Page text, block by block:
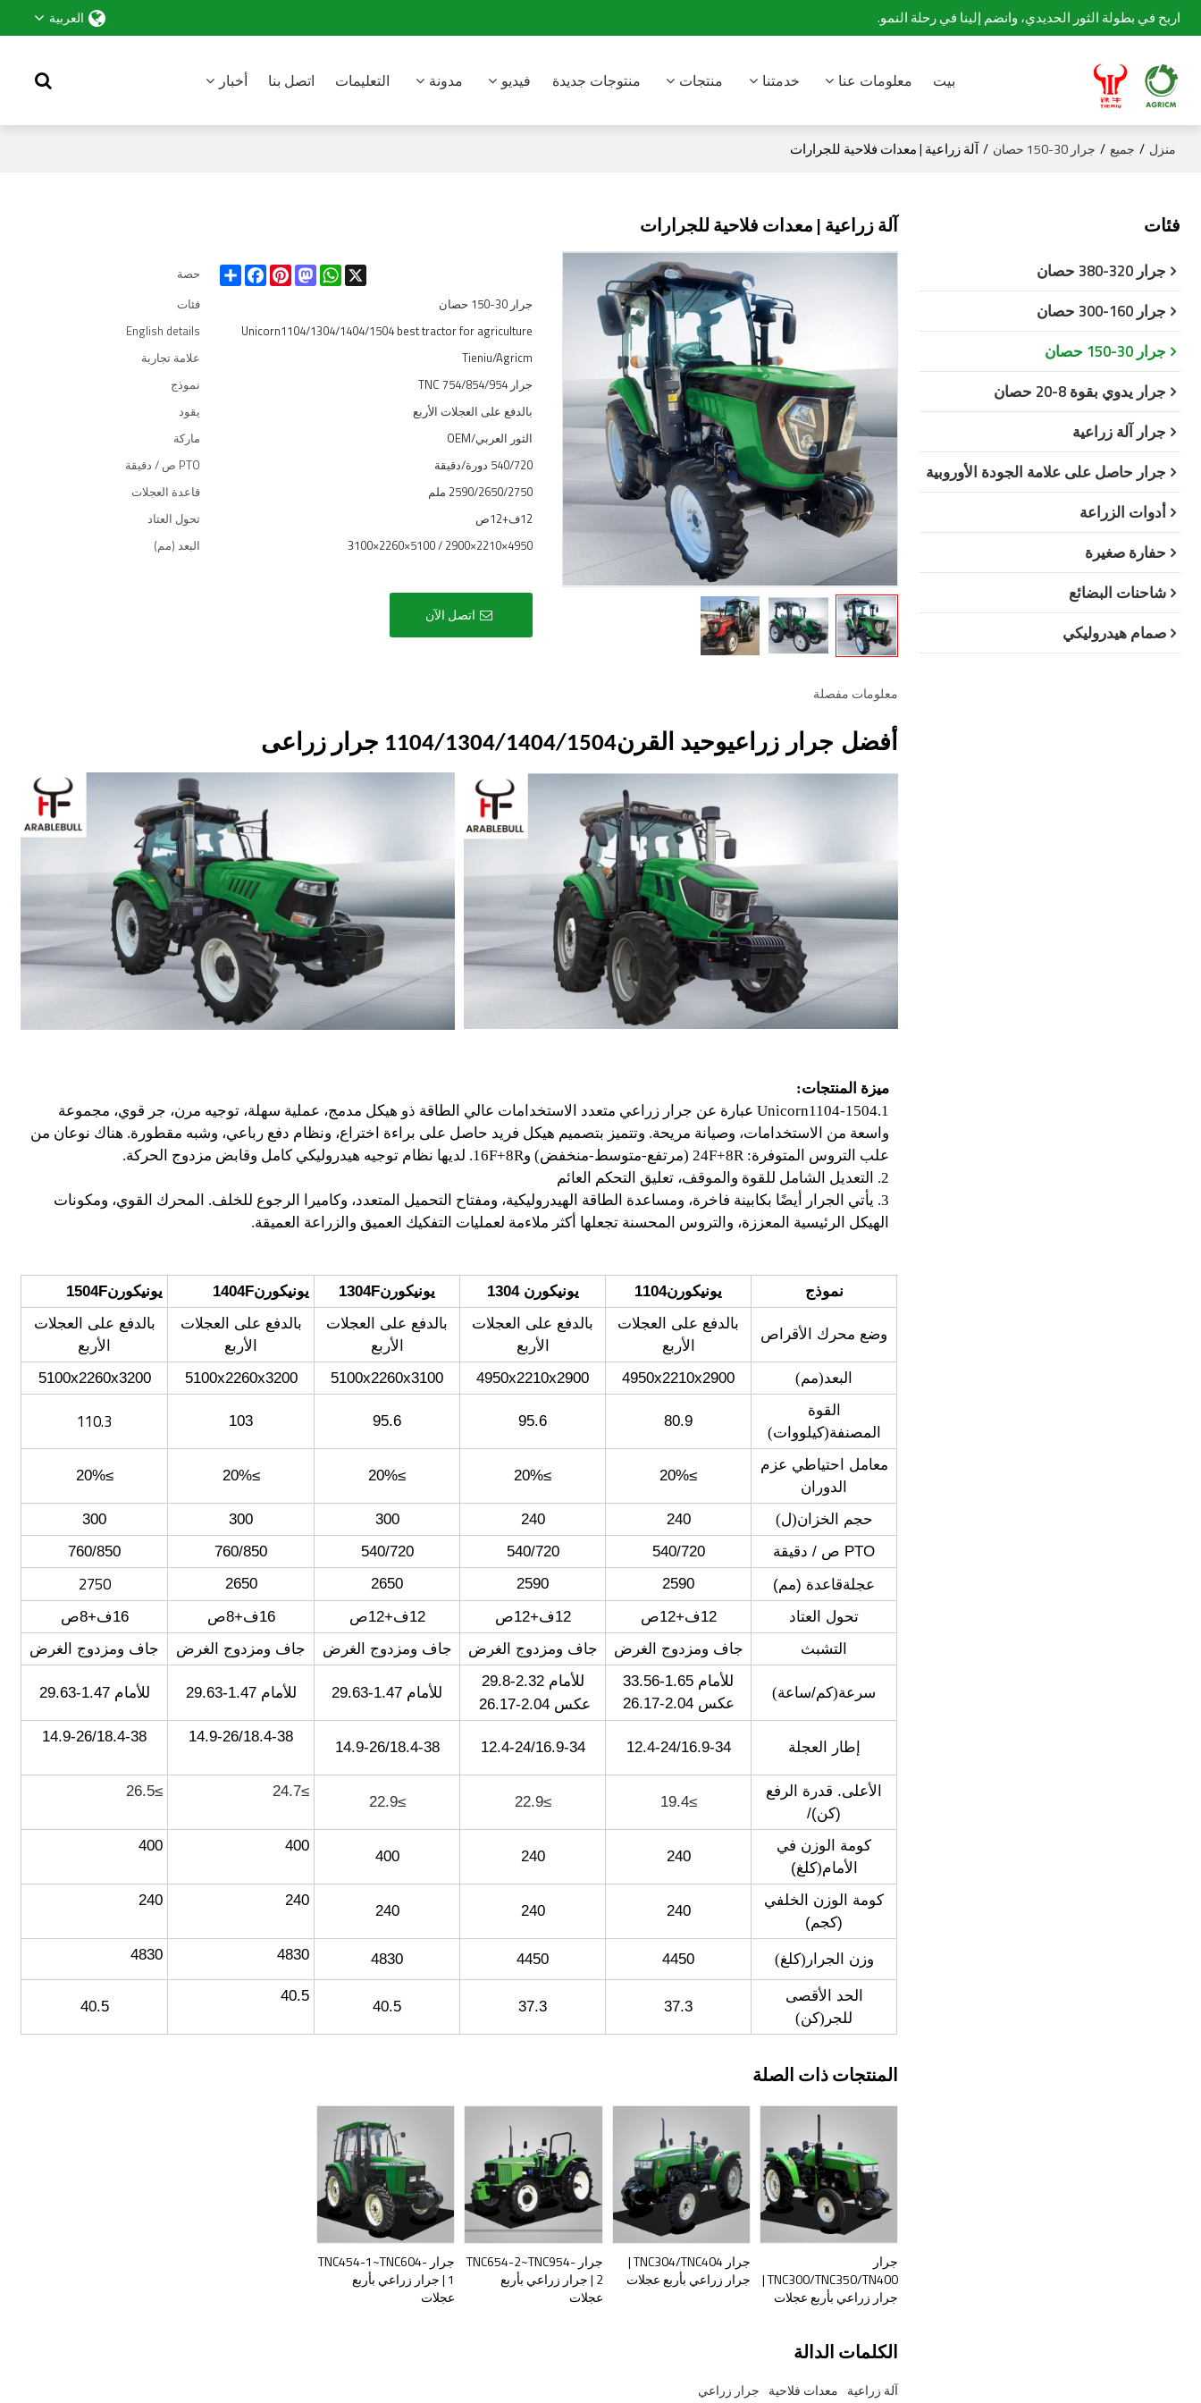
اربح في بطولة الثور الحديدي، وانضم إلينا في رحلة النمو. العربية
بيت معلومات عنا خدمتنا منتجات منتوجات جديدة فيديو مدونة التعليمات اتصل بنا أخبار
منزل / جميع / جرار 30-150 حصان / آلة زراعية | معدات فلاحية للجرارات
آلة زراعية | معدات فلاحية للجرارات
حصة Share
FacebookPinterest
MastodonWhatsApp
X
فئات
جرار 30-150 حصان
English details
Unicorn1104/1304/1404/1504 best tractor for agriculture
علامة تجارية
Tieniu/Agricm
نموذج
جرار TNC 754/854/954
يقود
بالدفع على العجلات الأربع
ماركة
الثور العربي/OEM
PTO ص / دقيقة
540/720 دورة/دقيقة
قاعدة العجلات
2590/2650/2750 ملم
تحول العتاد
12ف+12ص
البعد (مم)
4950×2210×2900 / 5100×2260×3100
اتصل الآن
معلومات مفصلة
أفضل جرار زراعيوحيد القرن1104/1304/1404/1504 جرار زراعى
ميزة المنتجات:
1.Unicorn1104-1504 عبارة عن جرار زراعي متعدد الاستخدامات عالي الطاقة ذو هيكل مدمج، عملية سهلة، توجيه مرن، جر قوي، مجموعة
واسعة من الاستخدامات، وصيانة مريحة. وتتميز بتصميم هيكل فريد حاصل على براءة اختراع، ونظام دفع رباعي، وشبه مقطورة. هناك نوعان من
علب التروس المتوفرة: 24F+8R (مرتفع-متوسط-منخفض) و16F+8R. لديها نظام توجيه هيدروليكي كامل وقابض مزدوج الحركة.
2. التعديل الشامل للقوة والموقف، تعليق التحكم العائم
3. يأتي الجرار أيضًا بكابينة فاخرة، ومساعدة الطاقة الهيدروليكية، ومفتاح التحميل المتعدد، وكاميرا الرجوع للخلف. المحرك القوي، ومكونات
الهيكل الرئيسية المعززة، والتروس المحسنة تجعلها أكثر ملاءمة لعمليات التفكيك العميق والزراعة العميقة.
نموذج يونيكورن1104 يونيكورن 1304 يونيكورن1304F يونيكورن1404F يونيكورن1504F
وضع محرك الأقراص
بالدفع على العجلات
الأربع
بالدفع على العجلات
الأربع
بالدفع على العجلات
الأربع
بالدفع على العجلات
الأربع
بالدفع على العجلات
الأربع
البعد(مم)
4950x2210x2900
4950x2210x2900
5100x2260x3100
5100x2260x3200
5100x2260x3200
القوة
المصنفة(كيلووات)
80.9
95.6
95.6
103
110.3
معامل احتياطي عزم
الدوران
≥20%
≥20%
≥20%
≥20%
≥20%
حجم الخزان(ل)
240
240
300
300
300
PTO ص / دقيقة
540/720
540/720
540/720
760/850
760/850
عجلةقاعدة (مم) 2590
2590
2650
2650
2750
تحول العتاد 12ف+12ص 12ف+12ص 12ف+12ص 16ف+8ص
16ف+8ص
التشبث
جاف ومزدوج الغرض جاف ومزدوج الغرض جاف ومزدوج الغرض جاف ومزدوج الغرض جاف ومزدوج الغرض
سرعة(كم/ساعة)
للأمام 1.65-33.56
عكس 2.04-26.17
للأمام 2.32-29.8
عكس 2.04-26.17
للأمام 1.47-29.63 للأمام 1.47-29.63 للأمام 1.47-29.63
إطار العجلة 12.4-24/16.9-34
12.4-24/16.9-34
14.9-26/18.4-38
14.9-26/18.4-38
14.9-26/18.4-38
الأعلى. قدرة الرفع
(كن)/
≥19.4
≥22.9
≥22.9
≥24.7
≥26.5
كومة الوزن في
الأمام(كلغ)
240
240
400
400
400
كومة الوزن الخلفي
(كجم)
240
240
240
240
240
وزن الجرار (كلغ)
4450
4450
4830
4830
4830
الحد الأقصى
للجر (كن)
37.3
37.3
40.5
40.5
40.5
المنتجات ذات الصلة
جرار
TNC300/TNC350/TN400 |
جرار زراعي بأربع عجلات
جرار TNC304/TNC404 |
جرار زراعي بأربع عجلات
جرار TNC654-2~TNC954-
2 | جرار زراعي بأربع
عجلات
جرار TNC454-1~TNC604-
1 | جرار زراعي بأربع
عجلات
الكلمات الدالة
آلة زراعية معدات فلاحية جرار زراعي
فئات
جرار 320-380 حصان
جرار 160-300 حصان
جرار 30-150 حصان
جرار يدوي بقوة 8-20 حصان
جرار آلة زراعية
جرار حاصل على علامة الجودة الأوروبية
أدوات الزراعة
حفارة صغيرة
شاحنات البضائع
صمام هيدروليكي